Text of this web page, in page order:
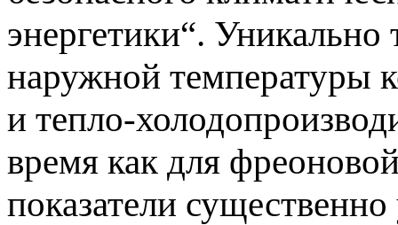
энергетики“.
наружной температуры
и тепло-
время как для
показатели